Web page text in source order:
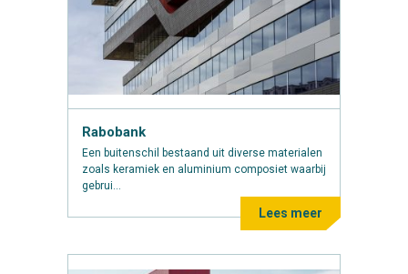
Rabobank
Een buitenschil bestaand uit diverse materialen
zoals keramiek en aluminium composiet waarbij
gebrui...
Lees meer